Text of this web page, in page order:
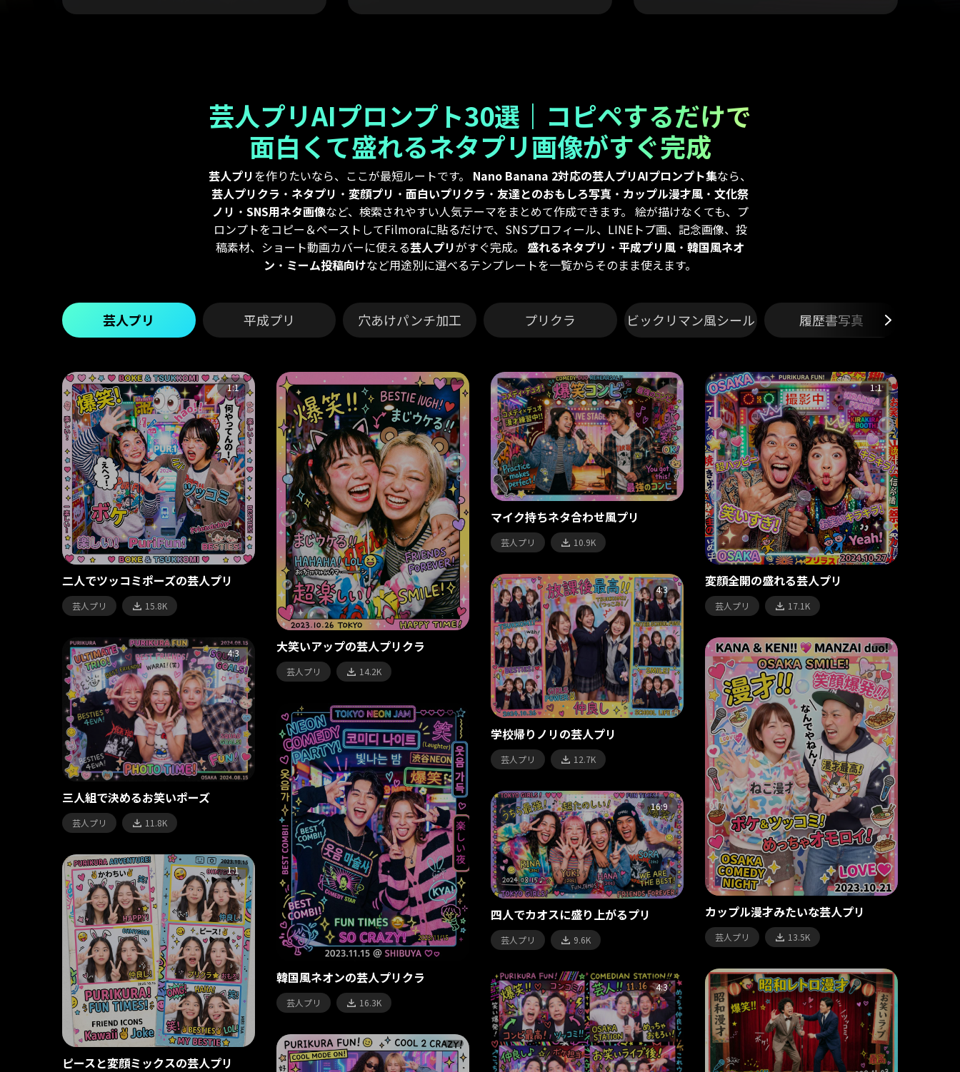
芸人プリAIプロンプト30選｜コピペするだけで
面白くて盛れるネタプリ画像がすぐ完成
芸人プリを作りたいなら、ここが最短ルートです。 Nano Banana 2対応の芸人プリAIプロンプト集なら、
芸人プリクラ ・ ネタプリ ・ 変顔プリ ・ 面白いプリクラ ・ 友達とのおもしろ写真 ・ カップル漫才風 ・ 文化祭
ノリ ・ SNS用ネタ画像など、検索されやすい人気テーマをまとめて作成できます。 絵が描けなくても、プ
ロンプトをコピー＆ペーストしてFilmoraに貼るだけで、SNSプロフィール、LINEトプ画、記念画像、投
稿素材、ショート動画カバーに使える芸人プリがすぐ完成。 盛れるネタプリ ・ 平成プリ風 ・ 韓国風ネオ
ン ・ ミーム投稿向けなど用途別に選べるテンプレートを一覧からそのまま使えます。
芸人プリ 平成プリ 穴あけパンチ加工 プリクラ ビックリマン風シール 履歴書写真
1:1
二人でツッコミポーズの芸人プリ
芸人プリ 15.8K
大笑いアップの芸人プリクラ
芸人プリ 14.2K
マイク持ちネタ合わせ風プリ
芸人プリ 10.9K
1:1
変顔全開の盛れる芸人プリ
芸人プリ 17.1K
4:3
学校帰りノリの芸人プリ
芸人プリ 12.7K
4:3
三人組で決めるお笑いポーズ
芸人プリ 11.8K
カップル漫才みたいな芸人プリ
芸人プリ 13.5K
韓国風ネオンの芸人プリクラ
芸人プリ 16.3K
16:9
四人でカオスに盛り上がるプリ
芸人プリ 9.6K
1:1
ピースと変顔ミックスの芸人プリ
4:3